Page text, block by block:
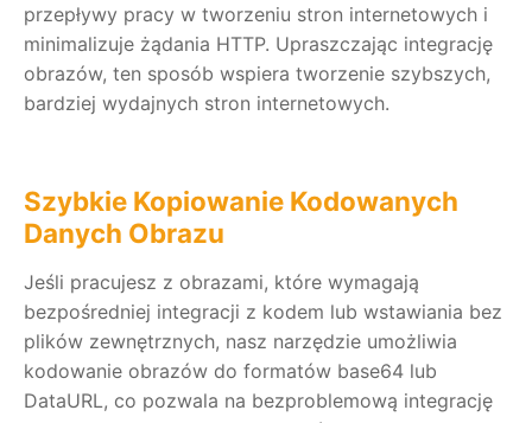
przepływy pracy w tworzeniu stron internetowych i
minimalizuje żądania HTTP. Upraszczając integrację
obrazów, ten sposób wspiera tworzenie szybszych,
bardziej wydajnych stron internetowych.
Szybkie Kopiowanie Kodowanych
Danych Obrazu
Jeśli pracujesz z obrazami, które wymagają
bezpośredniej integracji z kodem lub wstawiania bez
plików zewnętrznych, nasz narzędzie umożliwia
kodowanie obrazów do formatów base64 lub
DataURL, co pozwala na bezproblemową integrację